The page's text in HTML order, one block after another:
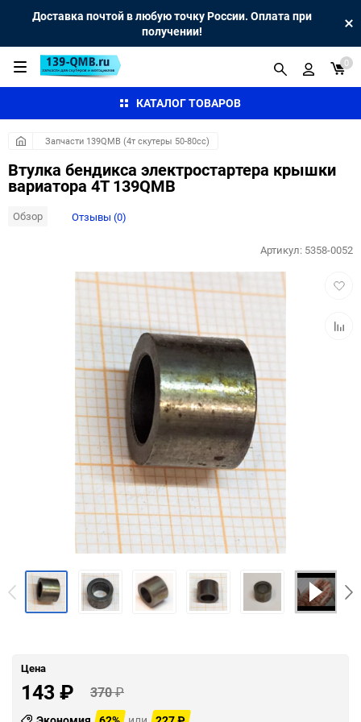
Доставка почтой в любую точку России. Оплата при
получении!
КАТАЛОГ ТОВАРОВ
0
Запчасти 139QMB (4т скутеры 50-80сс)
Втулка бендикса электростартера крышки
вариатора 4Т 139QMB
Обзор Отзывы (0)
Артикул: 5358-0052
Цена
143 ₽ 370₽